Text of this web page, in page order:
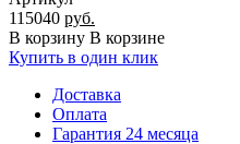
115040 руб.
В корзину В корзине
Купить в один клик
Доставка
Оплата
Гарантия 24 месяца